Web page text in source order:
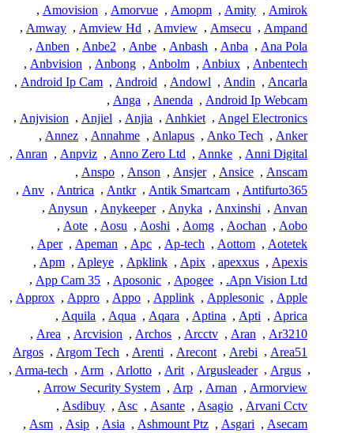
Amirok
,
Amity
,
Amopm
,
Amorvue
,
Amovision
,
Ampand
,
Amsecu
,
Amview
,
Amview Hd
,
Amway
,
Ana Pola
,
Anba
,
Anbash
,
Anbe
,
Anbe2
,
Anben
,
Anbentech
,
Anbiux
,
Anbolm
,
Anbong
,
Anbvision
,
Ancarla
,
Andin
,
Andowl
,
Android
,
Android Ip Cam
,
Android Ip Webcam
,
Anenda
,
Anga
,
Angel Electronics
,
Anhkiet
,
Anjia
,
Anjiel
,
Anjvision
,
Anker
,
Anko Tech
,
Anlapus
,
Annahme
,
Annez
,
Anni Digital
,
Annke
,
Anno Zero Ltd
,
Anpviz
,
Anran
,
Anscam
,
Ansice
,
Ansjer
,
Anson
,
Anspo
,
Antifurto365
,
Antik Smartcam
,
Antkr
,
Antrica
,
Anv
,
Anvan
,
Anxinshi
,
Anyka
,
Anykeeper
,
Anysun
,
Aobo
,
Aochan
,
Aomg
,
Aoshi
,
Aosu
,
Aote
,
Aotetek
,
Aottom
,
Ap-tech
,
Apc
,
Apeman
,
Aper
,
Apexis
,
apexxus
,
Apix
,
Apklink
,
Apleye
,
Apm
,
Apn Vision Ltd.
,
Apogee
,
Aposonic
,
App Cam 35
,
Apple
,
Applesonic
,
Applink
,
Appo
,
Appro
,
Approx
,
Aprica
,
Apti
,
Aptina
,
Aqara
,
Aqua
,
Aquila
,
Ar3210
,
Aran
,
Arcctv
,
Archos
,
Arcvision
,
Area
,
Area51
,
Arebi
,
Arecont
,
Arenti
,
Argom Tech
,
Argos
,
Argus
,
Argusleader
,
Arit
,
Arlotto
,
Arm
,
Arma-tech
,
Armorview
,
Arnan
,
Arp
,
Arrow Security System
,
Arvani Cctv
,
Asagio
,
Asante
,
Asc
,
Asdibuy
,
Asecam
,
Asgari
,
Ashmount Ptz
,
Asia
,
Asip
,
Asm
,